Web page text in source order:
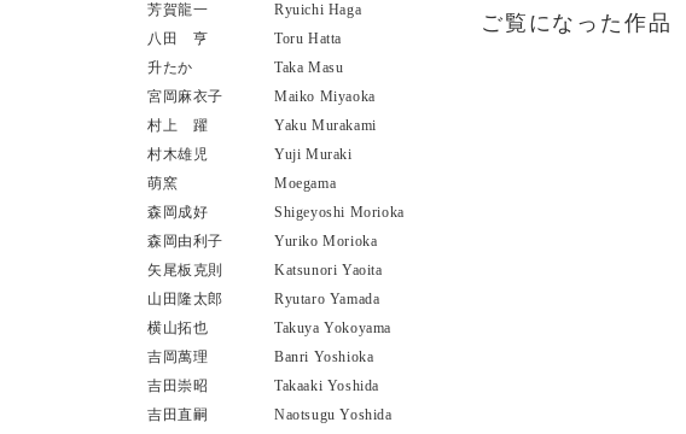
芳賀龍一
Ryuichi Haga
八田 亨
Toru Hatta
升たか
Taka Masu
宮岡麻衣子
Maiko Miyaoka
村上 躍
Yaku Murakami
村木雄児
Yuji Muraki
萌窯
Moegama
森岡成好
Shigeyoshi Morioka
森岡由利子
Yuriko Morioka
矢尾板克則
Katsunori Yaoita
山田隆太郎
Ryutaro Yamada
横山拓也
Takuya Yokoyama
吉岡萬理
Banri Yoshioka
吉田崇昭
Takaaki Yoshida
吉田直嗣
Naotsugu Yoshida
ご覧になった作品